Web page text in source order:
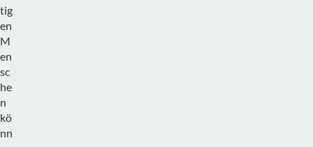
tig
en
M
en
sc
he
n
kö
nn